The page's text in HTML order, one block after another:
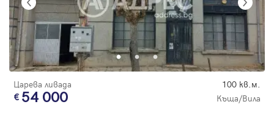
Царева ливада 100 кв.м.
54 000 Къща/Вила